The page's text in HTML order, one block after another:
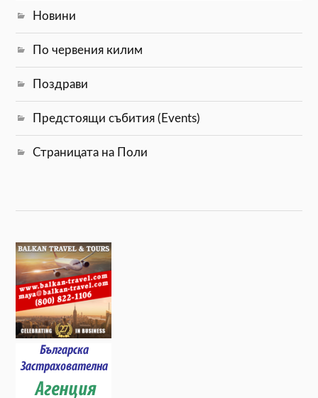
Новини
По червения килим
Поздрави
Предстоящи събития (Events)
Страницата на Поли